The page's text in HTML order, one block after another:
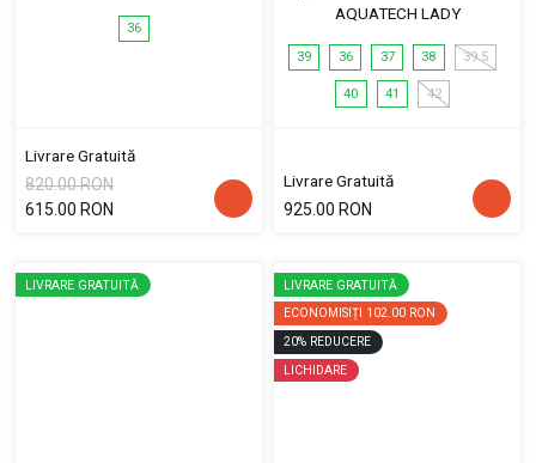
36
Livrare Gratuită
820.00 RON
615.00 RON
AQUATECH LADY
39 36 37 38 39.5
40 41 42
Livrare Gratuită
925.00 RON
LIVRARE GRATUITĂ
LIVRARE GRATUITĂ
ECONOMISIȚI 102.00 RON
20% REDUCERE
LICHIDARE